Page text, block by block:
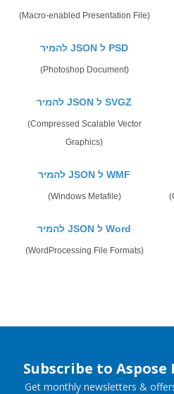
(Macro-enabled Presentation File)
להמיר JSON ל PSD
(Photoshop Document)
להמיר JSON ל SVGZ
(Compressed Scalable Vector
Graphics)
להמיר JSON ל WMF
(Windows Metafile)
להמיר JSON ל Word
(WordProcessing File Formats)
Subscribe to
Get monthly newsletters &